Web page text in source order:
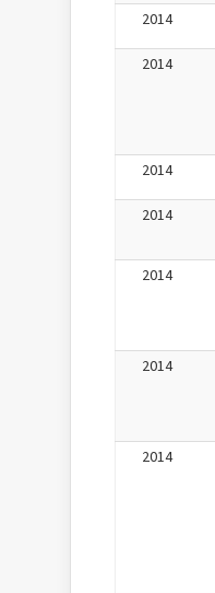
2014
2014
2014
2014
2014
2014
2014